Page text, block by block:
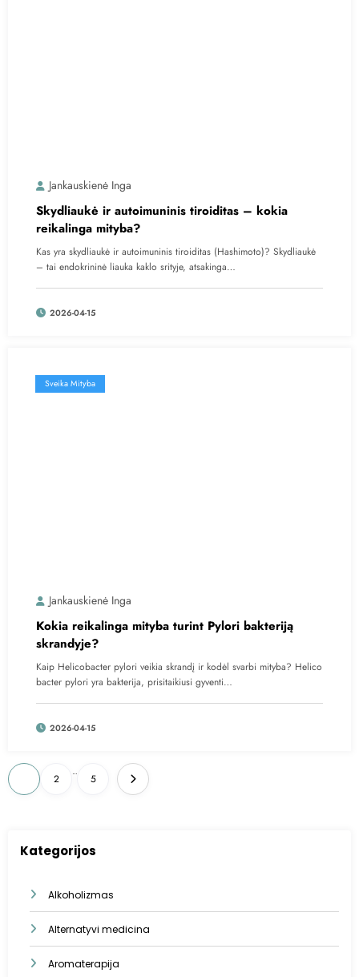
Jankauskienė Inga
Skydliaukė ir autoimuninis tiroiditas – kokia
reikalinga mityba?
Kas yra skydliaukė ir autoimuninis tiroiditas (Hashimoto)? Skydliaukė
– tai endokrininė liauka kaklo srityje, atsakinga…
2026-04-15
Sveika Mityba
Jankauskienė Inga
Kokia reikalinga mityba turint Pylori bakteriją
skrandyje?
Kaip Helicobacter pylori veikia skrandį ir kodėl svarbi mityba? Helico
bacter pylori yra bakterija, prisitaikiusi gyventi…
2026-04-15
Įrašų
puslapiavimas
2
…
5
Kategorijos
Alkoholizmas
Alternatyvi medicina
Aromaterapija